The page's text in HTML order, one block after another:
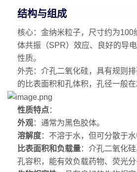
结构与组成
核心：金纳米粒子，尺寸约为
体共振（SPR）效应、良好的导
性质。
外壳 ：介孔二氧化硅，具有规则
的比表面积和孔体积，孔径一般在
性质特点：
外观：通常为黑色胶体。
溶解度：不溶于水，但可分散于水
比表面积和负载量：介孔二氧化
孔容积，能有效负载药物、荧光分